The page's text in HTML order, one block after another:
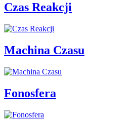
Czas Reakcji
Machina Czasu
Fonosfera